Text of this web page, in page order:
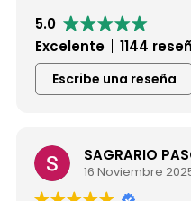
5.0
Excelente
1144
Escribe una reseña
SAGRARIO PASCUAL
16 Noviembre 2025